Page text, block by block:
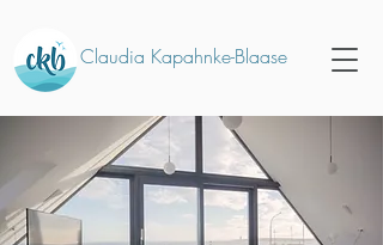
Claudia Kapahnke-Blaase